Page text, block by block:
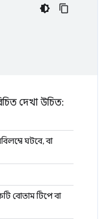
দেখা উচিত:
ঘটবে, বা
বোতাম টিপে বা